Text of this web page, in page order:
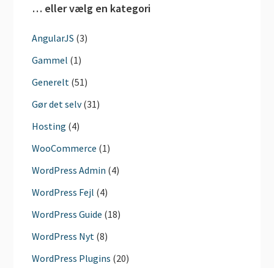
… eller vælg en kategori
AngularJS (3)
Gammel (1)
Generelt (51)
Gør det selv(31)
Hosting (4)
WooCommerce (1)
WordPress Admin (4)
WordPress Fejl (4)
WordPress Guide (18)
WordPress Nyt (8)
WordPress Plugins (20)